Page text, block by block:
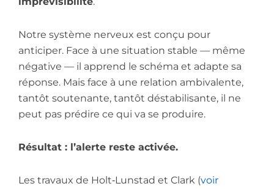
Notre système nerveux est conçu pour
anticiper. Face à une situation stable — même
négative — il apprend le schéma et adapte sa
réponse. Mais face à une relation ambivalente,
tantôt soutenante, tantôt déstabilisante, il ne
peut pas prédire ce qui va se produire.
Résultat : l’alerte reste activée.
Les travaux de Holt‑Lunstad et Clark (voir